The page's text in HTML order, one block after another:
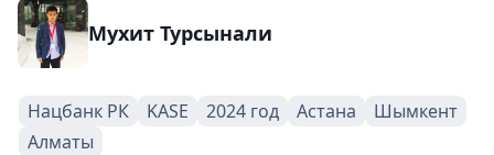
Мухит Турсынали
Нацбанк РК KASE 2024 год Астана
Шымкент
Алматы